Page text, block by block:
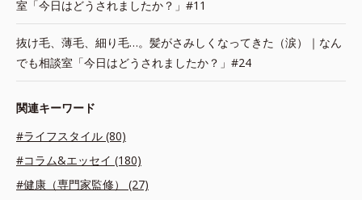
室「今日はどうされましたか？」#11
抜け毛、薄毛、細り毛…。髪がさみしくなってきた（涙）｜なん
でも相談室「今日はどうされましたか？」#24
関連キーワード
#ライフスタイル (80)
#コラム&エッセイ (180)
#健康（専門家監修） (27)